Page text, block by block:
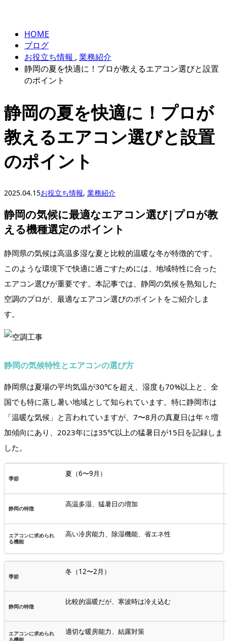
HOME
ブログ
お役立ち情報 , 業務紹介
静岡の夏を快適に！プロが教えるエアコン選びと設置
のポイント
静岡の夏を快適に！プロが
教えるエアコン選びと設置
のポイント
2025.04.15お役立ち情報, 業務紹介
静岡の気候に最適なエアコン選び|プロが教
える機種選定のポイント
静岡県の気候は高温多湿な夏と比較的温暖な冬が特徴的です。
このような環境下で快適に過ごすためには、地域特性に合った
エアコン選びが重要です。本記事では、静岡の気候を熟知した
空調のプロが、最適なエアコン選びのポイントをご紹介しま
す。
静岡の気候特性とエアコンの選び方
静岡県は夏場の平均気温が30℃を超え、湿度も70%以上と、全
国でも特に蒸し暑い地域として知られています。特に静岡市は
「温暖な気候」と言われていますが、7〜8月の真夏日は年々増
加傾向にあり、2023年には35℃以上の猛暑日が15日を記録しま
した。
夏（6〜9月）
高温多湿、猛暑日の増加
高い冷房能力、除湿機能、省エネ性
冬（12〜2月）
比較的温暖だが、寒波時は冷え込む
適切な暖房能力、結露対策